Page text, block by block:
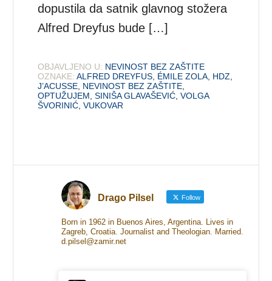
dopustila da satnik glavnog stožera
Alfred Dreyfus bude […]
OBJAVLJENO U: NEVINOST BEZ ZAŠTITE
OZNAKE: ALFRED DREYFUS ÉMILE ZOLA HDZ
J’ACUSSE NEVINOST BEZ ZAŠTITE
OPTUŽUJEM ,SINIŠA GLAVAŠEVIĆ ,VOLGA
ŠVORINIĆ ,VUKOVAR
Drago Pilsel Follow
Born in 1962 in Buenos Aires, Argentina. Lives in
Zagreb, Croatia. Journalist and Theologian. Married.
d.pilsel@zamir.net